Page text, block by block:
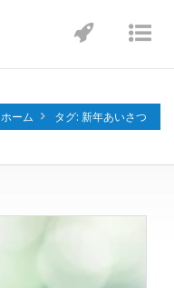
ホーム タグ: 新年あいさつ